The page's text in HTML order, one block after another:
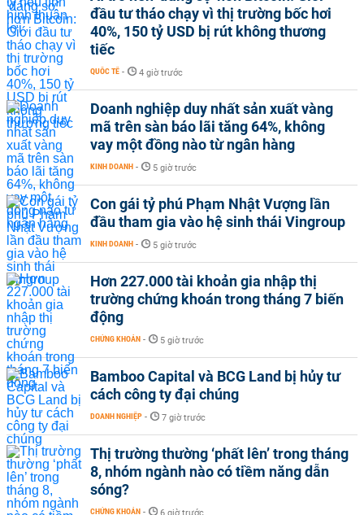
đầu tư tháo chạy vì thị trường bốc hơi
40%, 150 tỷ USD bị rút không thương
tiếc
QUỐC TẾ - 4 giờ trước
Doanh nghiệp duy nhất sản xuất vàng
mã trên sàn báo lãi tăng 64%, không
vay một đồng nào từ ngân hàng
KINH DOANH - 5 giờ trước
Con gái tỷ phú Phạm Nhật Vượng lần
đầu tham gia vào hệ sinh thái Vingroup
KINH DOANH - 5 giờ trước
Hơn 227.000 tài khoản gia nhập thị
trường chứng khoán trong tháng 7 biến
động
CHỨNG KHOÁN - 5 giờ trước
Bamboo Capital và BCG Land bị hủy tư
cách công ty đại chúng
DOANH NGHIỆP - 7 giờ trước
Thị trường thường ‘phất lên’ trong tháng
8, nhóm ngành nào có tiềm năng dẫn
sóng?
CHỨNG KHOÁN -